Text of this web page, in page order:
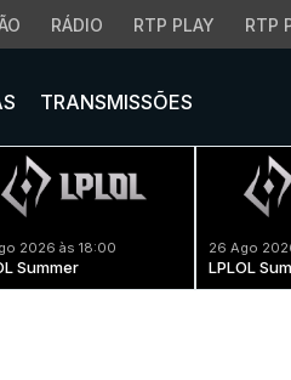
RÁDIO RTP PLAY RTP
TRANSMISSÕES
2026 às 18:00
Summer
26 Ago
LPLOL